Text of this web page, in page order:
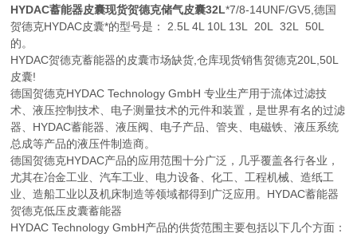
HYDAC蓄能器皮囊现货贺德克储气皮囊32L*7/8-14UNF/GV5,德国
贺德克HYDAC皮囊*的型号是： 2.5L 4L 10L 13L 20L 32L 50L
的。
HYDAC贺德克蓄能器的皮囊市场缺货,仓库现货销售贺德克20L,50L
皮囊!
德国贺德克HYDAC Technology GmbH 专业生产用于流体过滤技
术、液压控制技术、电子测量技术的元件和装置，是世界有名的过滤
器、HYDAC蓄能器、液压阀、电子产品、管夹、电磁铁、液压系统
总成等产品的液压件制造商。
德国贺德克HYDAC产品的应用范围十分广泛，几乎覆盖各行各业，
尤其在冶金工业、汽车工业、电力设备、化工、工程机械、造纸工
业、造船工业以及机床制造等领域都得到广泛应用。HYDAC蓄能器
贺德克低压皮囊蓄能器
HYDAC Technology GmbH产品的供货范围主要包括以下几个方面：